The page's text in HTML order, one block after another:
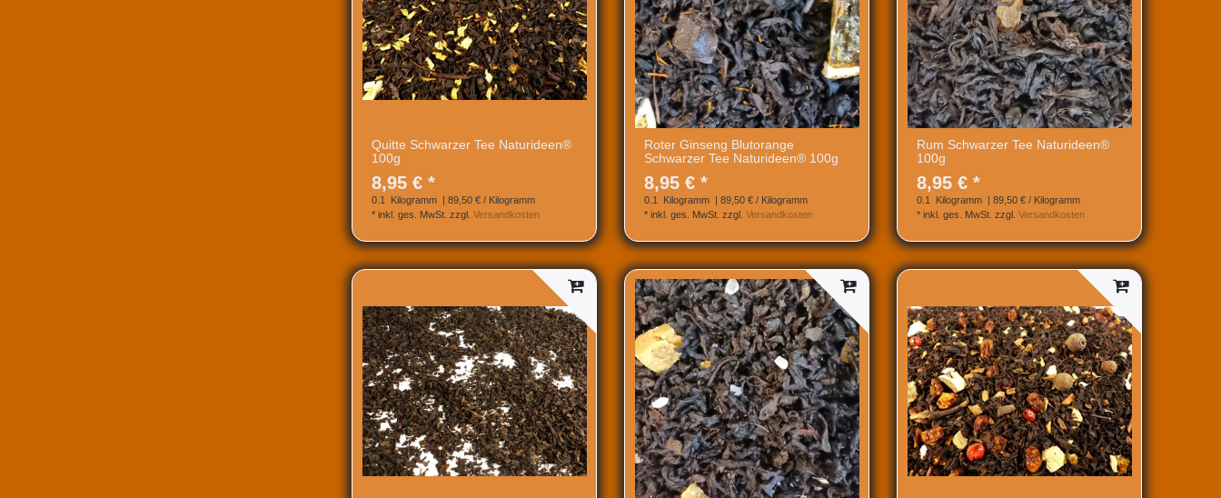
Quitte Schwarzer Tee Naturideen®
100g
8,95 € *
0.1 Kilogramm | 89,50 € / Kilogramm
* inkl. ges. MwSt. zzgl. Versandkosten
Roter Ginseng Blutorange
Schwarzer Tee Naturideen® 100g
8,95 € *
0.1 Kilogramm | 89,50 € / Kilogramm
* inkl. ges. MwSt. zzgl. Versandkosten
Rum Schwarzer Tee Naturideen®
100g
8,95 € *
0.1 Kilogramm | 89,50 € / Kilogramm
* inkl. ges. MwSt. zzgl. Versandkosten